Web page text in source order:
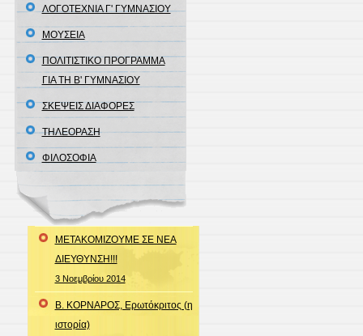
ΛΟΓΟΤΕΧΝΙΑ Γ' ΓΥΜΝΑΣΙΟΥ
ΜΟΥΣΕΙΑ
ΠΟΛΙΤΙΣΤΙΚΟ ΠΡΟΓΡΑΜΜΑ
ΓΙΑ ΤΗ Β' ΓΥΜΝΑΣΙΟΥ
ΣΚΕΨΕΙΣ ΔΙΑΦΟΡΕΣ
ΤΗΛΕΟΡΑΣΗ
ΦΙΛΟΣΟΦΙΑ
ΜΕΤΑΚΟΜΙΖΟΥΜΕ ΣΕ ΝΕΑ
ΔΙΕΥΘΥΝΣΗ!!!
3 Νοεμβρίου 2014
Β. ΚΟΡΝΑΡΟΣ, Ερωτόκριτος (η
ιστορία)